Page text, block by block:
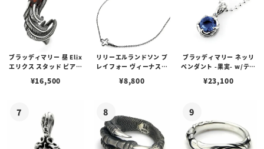
ブラッディマリー 昼 Elix
エリクス スタッド ピアス
¥16,500
リリーエルランドソン プ
レイフォー ヴィーナスチ
¥8,800
ブラッディマリー ネッリ
ペンダント -果実- w/ティ
¥23,100